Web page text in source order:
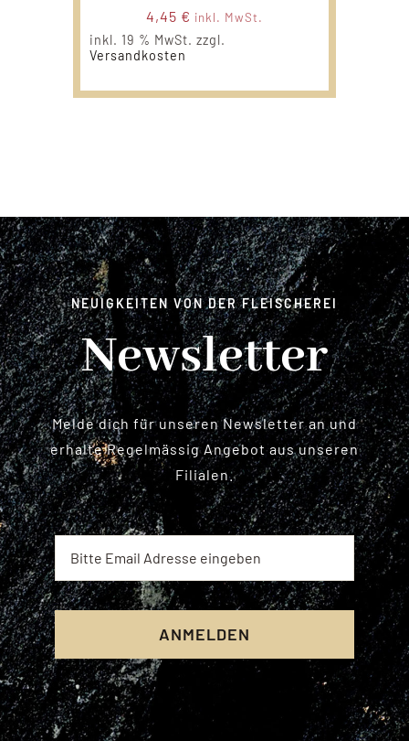
4,45 € inkl. MwSt.
inkl. 19 % MwSt. zzgl.
Versandkosten
NEUIGKEITEN VON DER FLEISCHEREI
Newsletter
Melde dich für unseren Newsletter an und
erhalte Regelmässig Angebot aus unseren
Filialen.
ANMELDEN